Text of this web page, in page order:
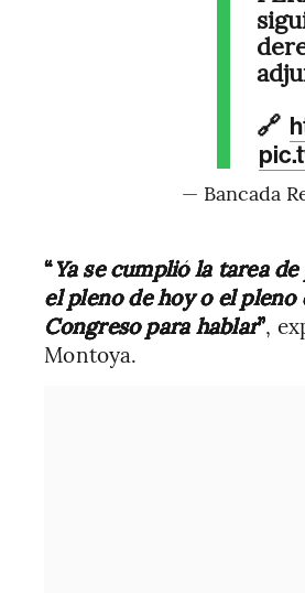
🔗
— Bancada
“Ya se cumplió la tarea
el pleno de hoy o el
Congreso para hablar”,
Montoya.